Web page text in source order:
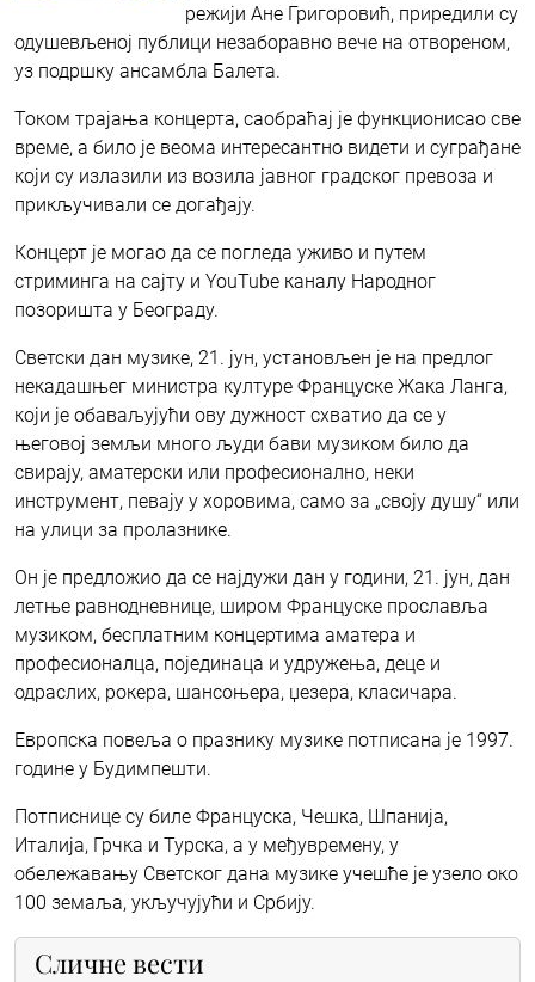
режији Ане Григоровић, приредили су
одушевљеној публици незаборавно вече на отвореном,
уз подршку ансамбла Балета.
Током трајања концерта, саобраћај је функционисао све
време, а било је веома интересантно видети и суграђане
који су излазили из возила јавног градског превоза и
прикључивали се догађају.
Концерт је могао да се погледа уживо и путем
стриминга на сајту и YouTube каналу Народног
позоришта у Београду.
Светски дан музике, 21. јун, установљен је на предлог
некадашњег министра културе Француске Жака Ланга,
који је обаваљујући ову дужност схватио да се у
његовој земљи много људи бави музиком било да
свирају, аматерски или професионално, неки
инструмент, певају у хоровима, само за „своју душу“ или
на улици за пролазнике.
Он је предложио да се најдужи дан у години, 21. јун, дан
летње равнодневнице, широм Француске прославља
музиком, бесплатним концертима аматера и
професионалца, појединаца и удружења, деце и
одраслих, рокера, шансоњера, џезера, класичара.
Европска повеља о празнику музике потписана је 1997.
године у Будимпешти.
Потписнице су биле Француска, Чешка, Шпанија,
Италија, Грчка и Турска, а у међувремену, у
обележавању Светског дана музике учешће је узело око
100 земаља, укључујући и Србију.
Сличне вести